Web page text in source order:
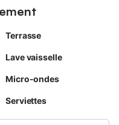
et du linge de qualité
arrivée.
suivante :
: bouilloire électrique,
plaques de cuisson,
Terrasse
Lave vaisselle
Micro-ondes
Serviettes